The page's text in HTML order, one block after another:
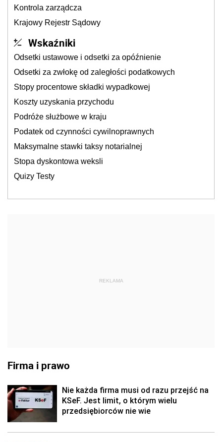
Kontrola zarządcza
Krajowy Rejestr Sądowy
Wskaźniki
Odsetki ustawowe i odsetki za opóźnienie
Odsetki za zwłokę od zaległości podatkowych
Stopy procentowe składki wypadkowej
Koszty uzyskania przychodu
Podróże służbowe w kraju
Podatek od czynności cywilnoprawnych
Maksymalne stawki taksy notarialnej
Stopa dyskontowa weksli
Quizy Testy
REKLAMA
Firma i prawo
Nie każda firma musi od razu przejść na
KSeF. Jest limit, o którym wielu
przedsiębiorców nie wie